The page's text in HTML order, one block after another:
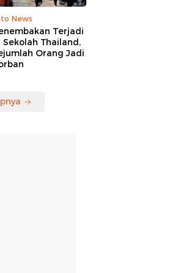
News
Terjadi
Sekolah Thailand,
Orang Jadi